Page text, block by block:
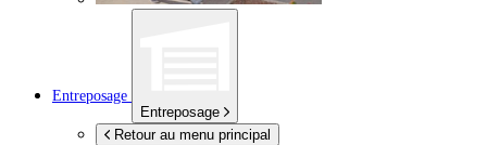
Entreposage
Entreposage
Retour au menu principal